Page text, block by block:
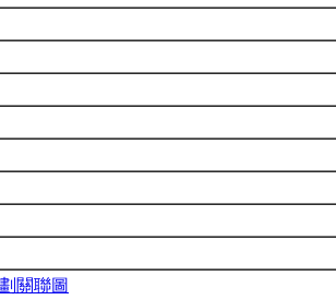
關聯圖